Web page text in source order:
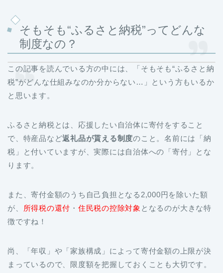
そもそも“ふるさと納税”ってどんな
制度なの？
この記事を読んでいる方の中には、「そもそも“ふるさと納
税”がどんな仕組みなのか分からない…」という方もいるか
と思います。
ふるさと納税とは、応援したい自治体に寄付をすること
で、特産品など返礼品が貰える制度のこと。名前には「納
税」と付いていますが、実際には自治体への「寄付」とな
ります。
また、寄付金額のうち自己負担となる2,000円を除いた額
が、
所得税の還付 ・ 住民税の控除対象 となるのが大きな特
徴ですね！
尚、「年収」や「家族構成」によって寄付金額の上限が決
まっているので、限度額を把握しておくことも大切です。